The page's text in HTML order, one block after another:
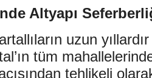
Altyapı
uzun
tüm
tehlikeli